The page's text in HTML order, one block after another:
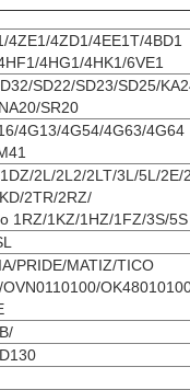
4ZE1/4ZD1/4EE1T/4BD1
4HG1/4HK1/6VE1
SD22/SD23/SD25/
SR20
4G13/4G54/4G63/4G64
2L/2L2/2LT/3L/5L/2E/
2TR/2RZ/
1RZ/1KZ/1HZ/1FZ/3S/5S
PRIDE/MATIZ/TICO